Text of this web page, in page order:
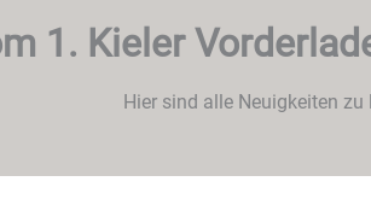
1. Kieler
Hier sind alle Neuigkeiten zu